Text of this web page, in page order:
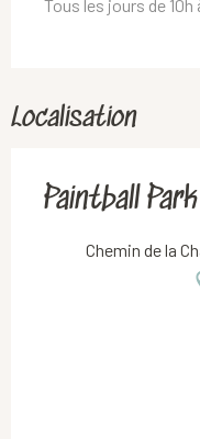
Tous les jours de 10h
Localisation
Paintball Park
Chemin de la